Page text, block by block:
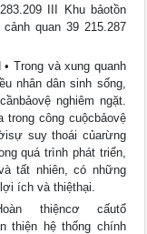
III Khu bảotồn
quan 39 215.287
Trong và xung quanh
nhân dân sinh sống,
nghiêm ngặt.
trong công cuộcbảovệ
suy thoái củarừng
quá trình phát triển,
tất nhiên, có những
ích và thiệthại.
thiệncơ cấutổ
thiện hệ thống chính